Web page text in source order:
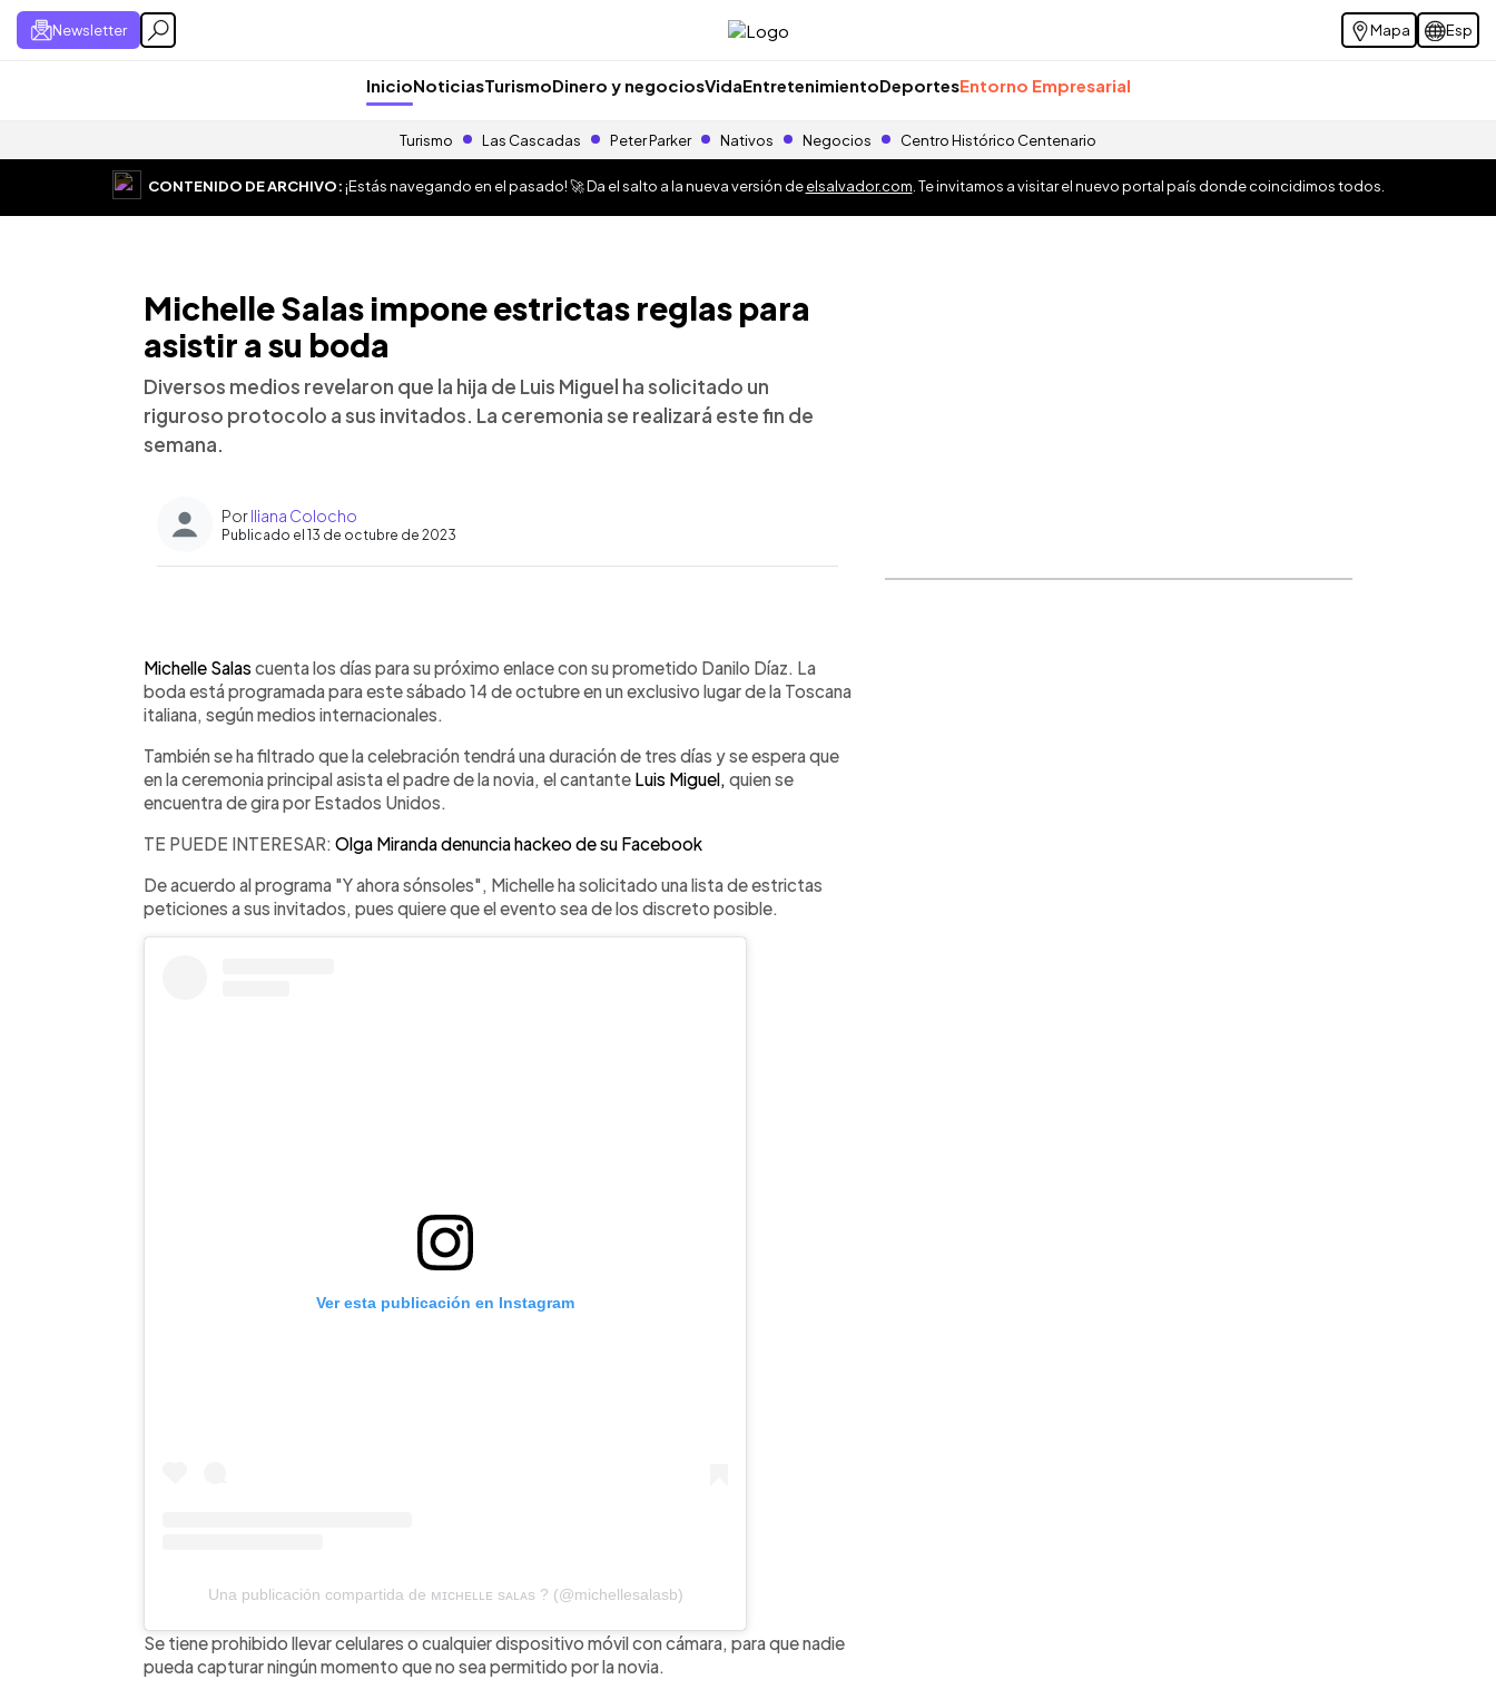
Newsletter Mapa Esp
InicioNoticiasTurismoDinero y negociosVidaEntretenimientoDeportesEntorno Empresarial
Turismo Las Cascadas Peter Parker Nativos Negocios Centro Histórico Centenario
CONTENIDO DE ARCHIVO:¡Estás navegando en el pasado! 🚀 Da el salto a la nueva versión deelsalvador.com . Te invitamos a visitar el nuevo portal país donde coincidimos todos.
Michelle Salas impone estrictas reglas para
asistir a su boda
Diversos medios revelaron que la hija de Luis Miguel ha solicitado un
riguroso protocolo a sus invitados. La ceremonia se realizará este fin de
semana.
PorIliana Colocho
Publicado el 13 de octubre de 2023
► Escuchar artículo
Michelle Salascuenta los días para su próximo enlace con su prometido Danilo Díaz. La
boda está programada para este sábado 14 de octubre en un exclusivo lugar de la Toscana
italiana, según medios internacionales.
También se ha filtrado que la celebración tendrá una duración de tres días y se espera que
en la ceremonia principal asista el padre de la novia, el cantante Luis Miguel, quien se
encuentra de gira por Estados Unidos.
TE PUEDE INTERESAR: Olga Miranda denuncia hackeo de su Facebook
De acuerdo al programa "Y ahora sónsoles", Michelle ha solicitado una lista de estrictas
peticiones a sus invitados, pues quiere que el evento sea de los discreto posible.
Ver esta publicación en Instagram
Una publicación compartida de ᴍɪᴄʜᴇʟʟᴇ sᴀʟᴀs ? (@michellesalasb)
Se tiene prohibido llevar celulares o cualquier dispositivo móvil con cámara, para que nadie
pueda capturar ningún momento que no sea permitido por la novia.